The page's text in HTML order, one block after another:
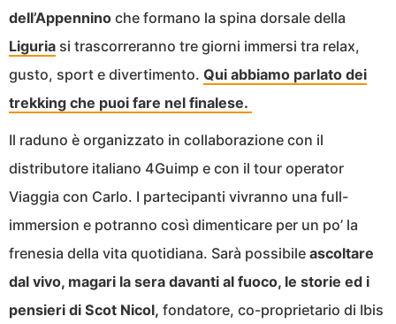
dell’Appennino che formano la spina dorsale della
Liguria si trascorreranno tre giorni immersi tra relax,
gusto, sport e divertimento. Qui abbiamo parlato dei
trekking che puoi fare nel finalese.
Il raduno è organizzato in collaborazione con il
distributore italiano 4Guimp e con il tour operator
Viaggia con Carlo. I partecipanti vivranno una full-
immersion e potranno così dimenticare per un po’ la
frenesia della vita quotidiana. Sarà possibile ascoltare
dal vivo, magari la sera davanti al fuoco, le storie ed i
pensieri di Scot Nicol, fondatore, co-proprietario di Ibis